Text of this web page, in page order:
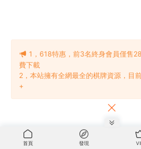
首頁 發現
1，618特惠，前3名終身會員僅售
費下載
2，本站擁有全網最全的棋牌資源，目
+